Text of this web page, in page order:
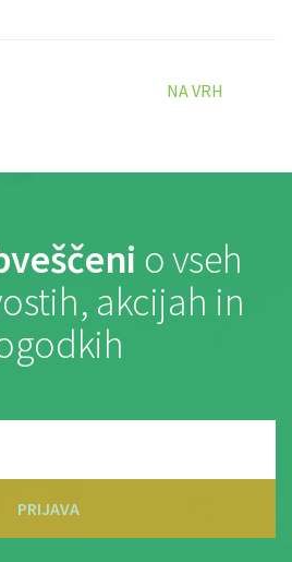
NA VRH
o vseh
akcijah in
PRIJAVA